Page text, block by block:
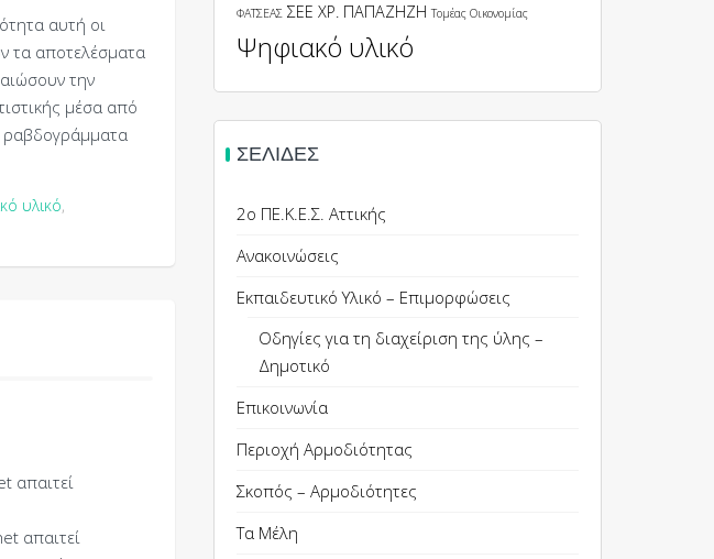
αυτή οι
τα αποτελέσματα
την
μέσα από
ραβδογράμματα
υλικό,
απαιτεί
απαιτεί
ΦΑΤΣΕΑΣ ΣΕΕ ΧΡ. ΠΑΠΑΖΗΖΗ Τομέας Οικονομίας
Ψηφιακό υλικό
ΣΕΛΊΔΕΣ
2ο ΠΕ.Κ.Ε.Σ. Αττικής
Ανακοινώσεις
Εκπαιδευτικό Υλικό – Επιμορφώσεις
Οδηγίες για τη διαχείριση της ύλης –
Δημοτικό
Επικοινωνία
Περιοχή Αρμοδιότητας
Σκοπός – Αρμοδιότητες
Τα Μέλη